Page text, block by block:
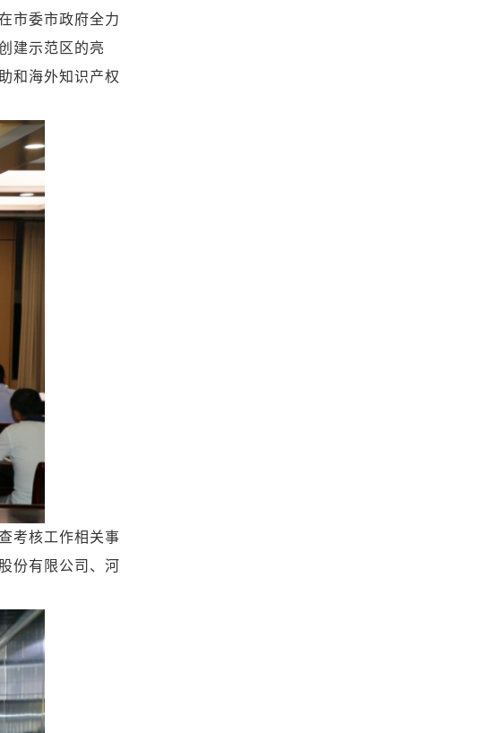
市委市政府全力
建示范区的亮
和海外知识产权
考核工作相关事
份有限公司、河